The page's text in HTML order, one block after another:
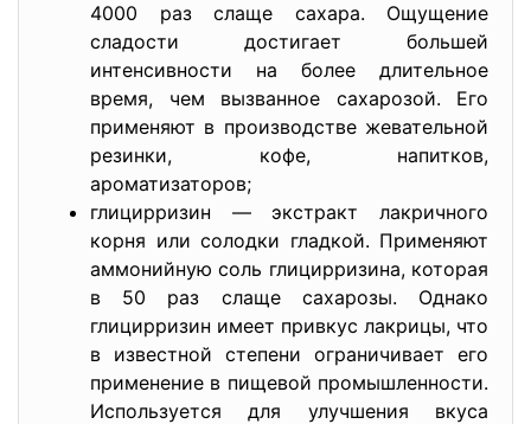
4000 раз слаще сахара. Ощущение
сладости достигает большей
интенсивности на более длительное
время, чем вызванное сахарозой. Его
применяют в производстве жевательной
резинки, кофе, напитков,
ароматизаторов;
глицирризин — экстракт лакричного
корня или солодки гладкой. Применяют
аммонийную соль глицирризина, которая
в 50 раз слаще сахарозы. Однако
глицирризин имеет привкус лакрицы, что
в известной степени ограничивает его
применение в пищевой промышленности.
Используется для улучшения вкуса